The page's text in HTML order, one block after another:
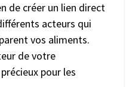
de créer un lien direct
acteurs qui
vos aliments.
de votre
pour les